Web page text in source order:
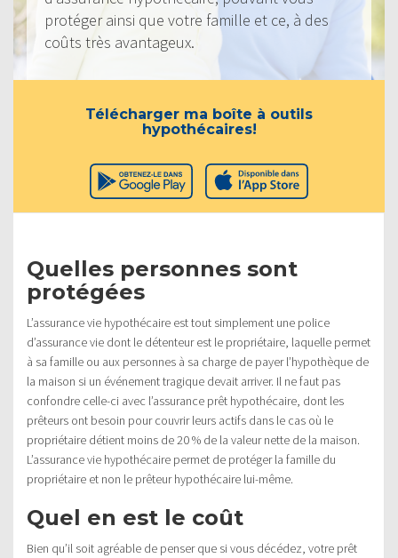
protéger ainsi que votre famille et ce, à des
coûts très avantageux.
Télécharger ma boîte à outils
hypothécaires!
Quelles personnes sont
protégées
L’assurance vie hypothécaire est tout simplement une police
d’assurance vie dont le détenteur est le propriétaire, laquelle permet
à sa famille ou aux personnes à sa charge de payer l’hypothèque de
la maison si un événement tragique devait arriver. Il ne faut pas
confondre celle-ci avec l’assurance prêt hypothécaire, dont les
prêteurs ont besoin pour couvrir leurs actifs dans le cas où le
propriétaire détient moins de 20 % de la valeur nette de la maison.
L’assurance vie hypothécaire permet de protéger la famille du
propriétaire et non le prêteur hypothécaire lui-même.
Quel en est le coût
Bien qu’il soit agréable de penser que si vous décédez, votre prêt